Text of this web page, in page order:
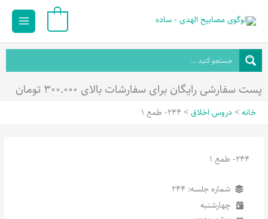
محتوا
Main
پست سفارشی رایگان برای سفارشات بالای ۳۰۰.۰۰۰ تومان
خانه دروس اخلاق 244- طمع 1
244- طمع 1
شماره جلسه: 244
چهارشنبه